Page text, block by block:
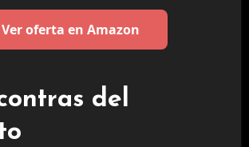
Ver oferta en Amazon
del